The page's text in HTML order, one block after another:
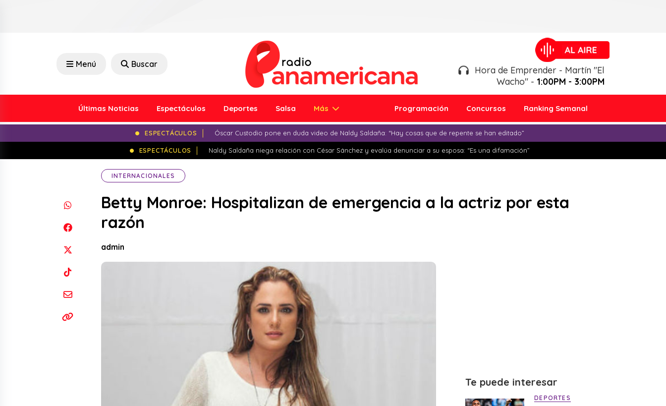
Menú Buscar
Hora de Emprender - Martín "El
Wacho" - 1:00PM - 3:00PM
Últimas Noticias Espectáculos Deportes Salsa Más Programación Concursos Ranking Semanal
ESPECTÁCULOS Óscar Custodio pone en duda video de Naldy Saldaña: “Hay cosas que de repente se han editado”
ESPECTÁCULOS Naldy Saldaña niega relación con César Sánchez y evalúa denunciar a su esposa: “Es una difamación”
INTERNACIONALES
Betty Monroe: Hospitalizan de emergencia a la actriz por esta
razón
admin
Te puede interesar
DEPORTES